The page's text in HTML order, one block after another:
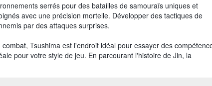
serrés pour des batailles de samouraïs uniques et
avec une précision mortelle. Développer des tactiques de
par des attaques surprises.
Tsushima est l'endroit idéal pour essayer des
pour votre style de jeu. En parcourant l'histoire de Jin, la